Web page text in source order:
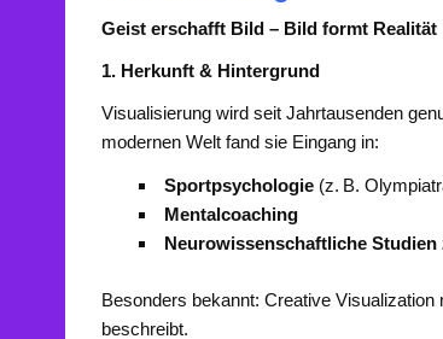
Geist erschafft Bild – Bild formt Realität
1. Herkunft & Hintergrund
Visualisierung wird seit Jahrtausenden
modernen Welt fand sie Eingang in:
Sportpsychologie(z. B.
Mentalcoaching
Neurowissenschaftliche
Besonders bekannt: Creative
beschreibt.